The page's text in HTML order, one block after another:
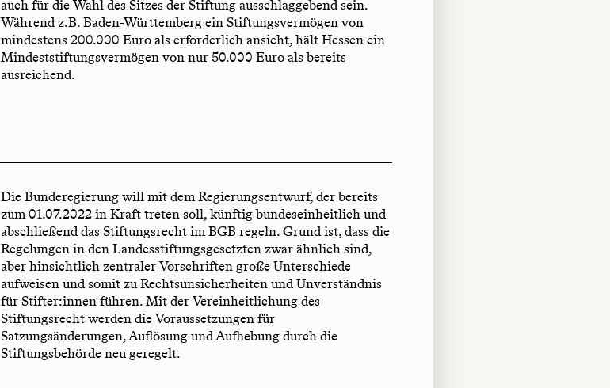
auch für die Wahl des Sitzes der Stiftung ausschlaggebend sein.
Während z.B. Baden-Württemberg ein Stiftungsvermögen von
mindestens 200.000 Euro als erforderlich ansieht, hält Hessen ein
Mindeststiftungsvermögen von nur 50.000 Euro als bereits
ausreichend.
Die Bunderegierung will mit dem Regierungsentwurf, der bereits
zum 01.07.2022 in Kraft treten soll, künftig bundeseinheitlich und
abschließend das Stiftungsrecht im BGB regeln. Grund ist, dass die
Regelungen in den Landesstiftungsgesetzten zwar ähnlich sind,
aber hinsichtlich zentraler Vorschriften große Unterschiede
aufweisen und somit zu Rechtsunsicherheiten und Unverständnis
für Stifter:innen führen. Mit der Vereinheitlichung des
Stiftungsrecht werden die Voraussetzungen für
Satzungsänderungen, Auflösung und Aufhebung durch die
Stiftungsbehörde neu geregelt.